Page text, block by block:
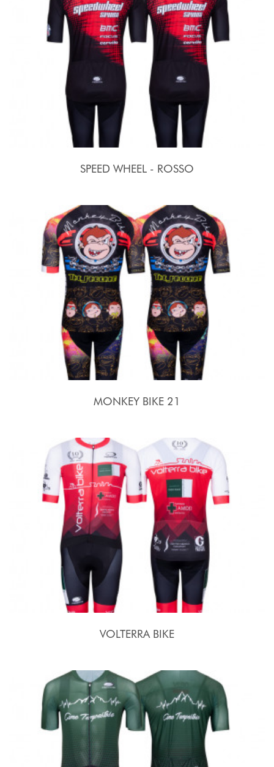
SPEED WHEEL - ROSSO
MONKEY BIKE 21
VOLTERRA BIKE